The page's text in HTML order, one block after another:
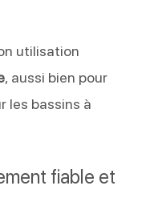
utilisation
, aussi bien pour
les bassins à
fiable et